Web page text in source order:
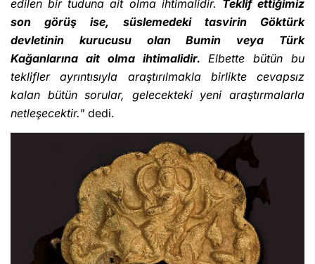
edilen bir tuduna ait olma ihtimalidir. Teklif ettiğimiz
son görüş ise, süslemedeki tasvirin Göktürk
devletinin kurucusu olan Bumin veya Türk
Kağanlarına ait olma ihtimalidir. Elbette bütün bu
teklifler ayrıntısıyla araştırılmakla birlikte cevapsız
kalan bütün sorular, gelecekteki yeni araştırmalarla
netleşecektir." dedi.